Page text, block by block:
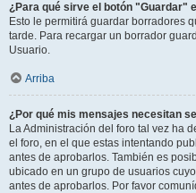
¿Para qué sirve el botón "Guardar"
Esto le permitirá guardar borradores
tarde. Para recargar un borrador
Usuario.
Arriba
¿Por qué mis mensajes necesitan
La Administración del foro tal vez ha
el foro, en el que estas intentando
antes de aprobarlos. También es
ubicado en un grupo de usuarios
antes de aprobarlos. Por favor